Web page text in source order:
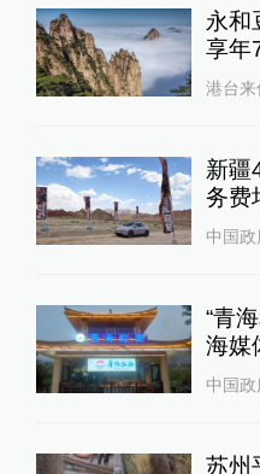
永和
享年
港台来
新疆
务费
中国政
“青
海媒
中国政
苏州